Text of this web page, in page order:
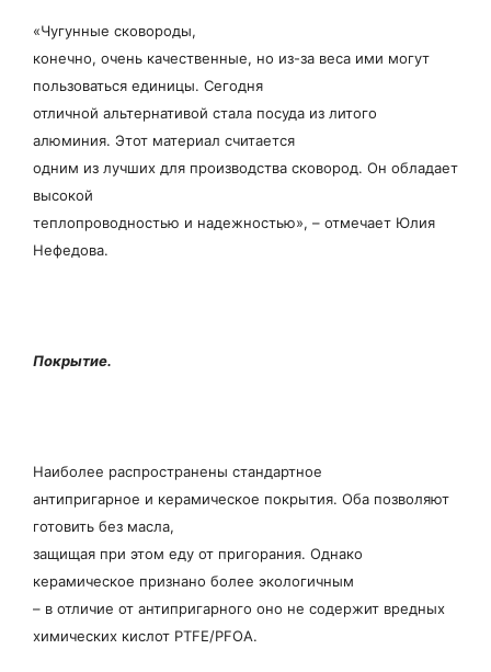
«Чугунные сковороды,
конечно, очень качественные, но из-за веса ими могут
пользоваться единицы. Сегодня
отличной альтернативой стала посуда из литого
алюминия. Этот материал считается
одним из лучших для производства сковород. Он обладает
высокой
теплопроводностью и надежностью», – отмечает Юлия
Нефедова.
Покрытие.
Наиболее распространены стандартное
антипригарное и керамическое покрытия. Оба позволяют
готовить без масла,
защищая при этом еду от пригорания. Однако
керамическое признано более экологичным
– в отличие от антипригарного оно не содержит вредных
химических кислот PTFE/PFOA.